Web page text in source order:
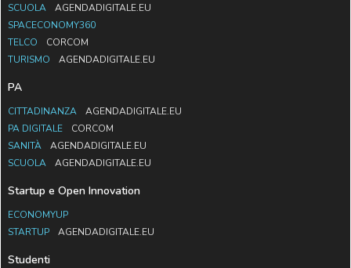
SCUOLA
AGENDADIGITALE.EU
SPACECONOMY360
TELCO
CORCOM
TURISMO
AGENDADIGITALE.EU
PA
CITTADINANZA
AGENDADIGITALE.EU
PA DIGITALE
CORCOM
SANITÀ
AGENDADIGITALE.EU
SCUOLA
AGENDADIGITALE.EU
Startup e Open Innovation
ECONOMYUP
STARTUP
AGENDADIGITALE.EU
Studenti